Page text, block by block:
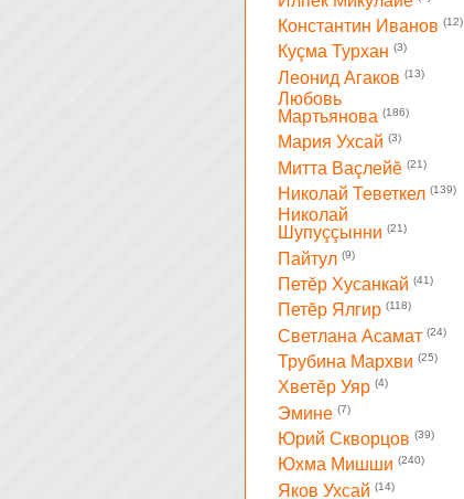
Константин Иванов (12)
Куçма Турхан (3)
Леонид Агаков (13)
Любовь
Мартьянова (186)
Мария Ухсай (3)
Митта Ваçлейĕ (21)
Николай Теветкел (139)
Николай
Шупуççынни (21)
Пайтул (9)
Петĕр Хусанкай (41)
Петĕр Ялгир (118)
Светлана Асамат (24)
Трубина Мархви (25)
Хветĕр Уяр (4)
Эмине (7)
Юрий Скворцов (39)
Юхма Мишши (240)
Яков Ухсай (14)